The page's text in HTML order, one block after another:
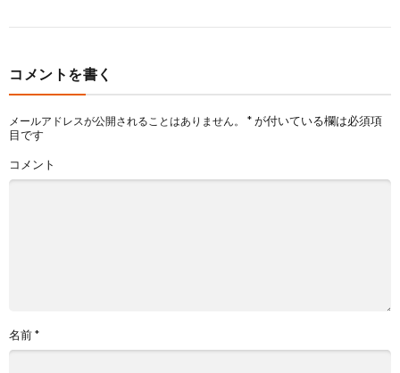
コメントを書く
メールアドレスが公開されることはありません。 *が付いている欄は必須項
目です
コメント
名前*